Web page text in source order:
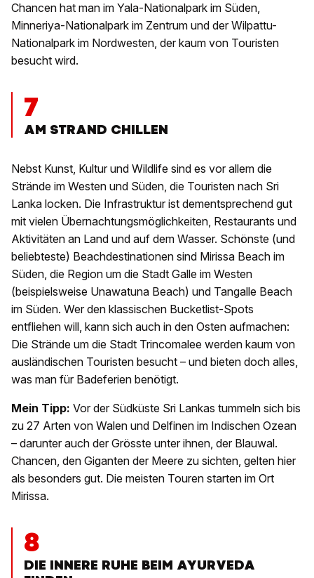
Chancen hat man im Yala-Nationalpark im Süden,
Minneriya-Nationalpark im Zentrum und der Wilpattu-
Nationalpark im Nordwesten, der kaum von Touristen
besucht wird.
7
AM STRAND CHILLEN
Nebst Kunst, Kultur und Wildlife sind es vor allem die
Strände im Westen und Süden, die Touristen nach Sri
Lanka locken. Die Infrastruktur ist dementsprechend gut
mit vielen Übernachtungsmöglichkeiten, Restaurants und
Aktivitäten an Land und auf dem Wasser. Schönste (und
beliebteste) Beachdestinationen sind Mirissa Beach im
Süden, die Region um die Stadt Galle im Westen
(beispielsweise Unawatuna Beach) und Tangalle Beach
im Süden. Wer den klassischen Bucketlist-Spots
entfliehen will, kann sich auch in den Osten aufmachen:
Die Strände um die Stadt Trincomalee werden kaum von
ausländischen Touristen besucht – und bieten doch alles,
was man für Badeferien benötigt.
Mein Tipp: Vor der Südküste Sri Lankas tummeln sich bis
zu 27 Arten von Walen und Delfinen im Indischen Ozean
– darunter auch der Grösste unter ihnen, der Blauwal.
Chancen, den Giganten der Meere zu sichten, gelten hier
als besonders gut. Die meisten Touren starten im Ort
Mirissa.
8
DIE INNERE RUHE BEIM AYURVEDA